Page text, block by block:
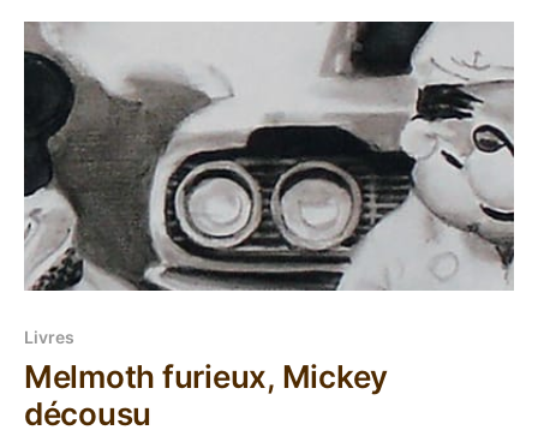
Livres
Melmoth furieux, Mickey
décousu